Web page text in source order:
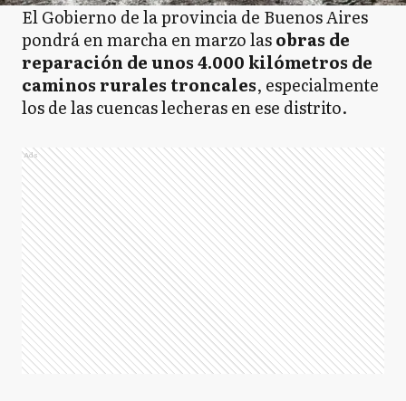
El Gobierno de la provincia de Buenos Aires
pondrá en marcha en marzo lasobras de
reparación de unos 4.000 kilómetros de
caminos rurales troncales, especialmente
los de las cuencas lecheras en ese distrito.
Ads